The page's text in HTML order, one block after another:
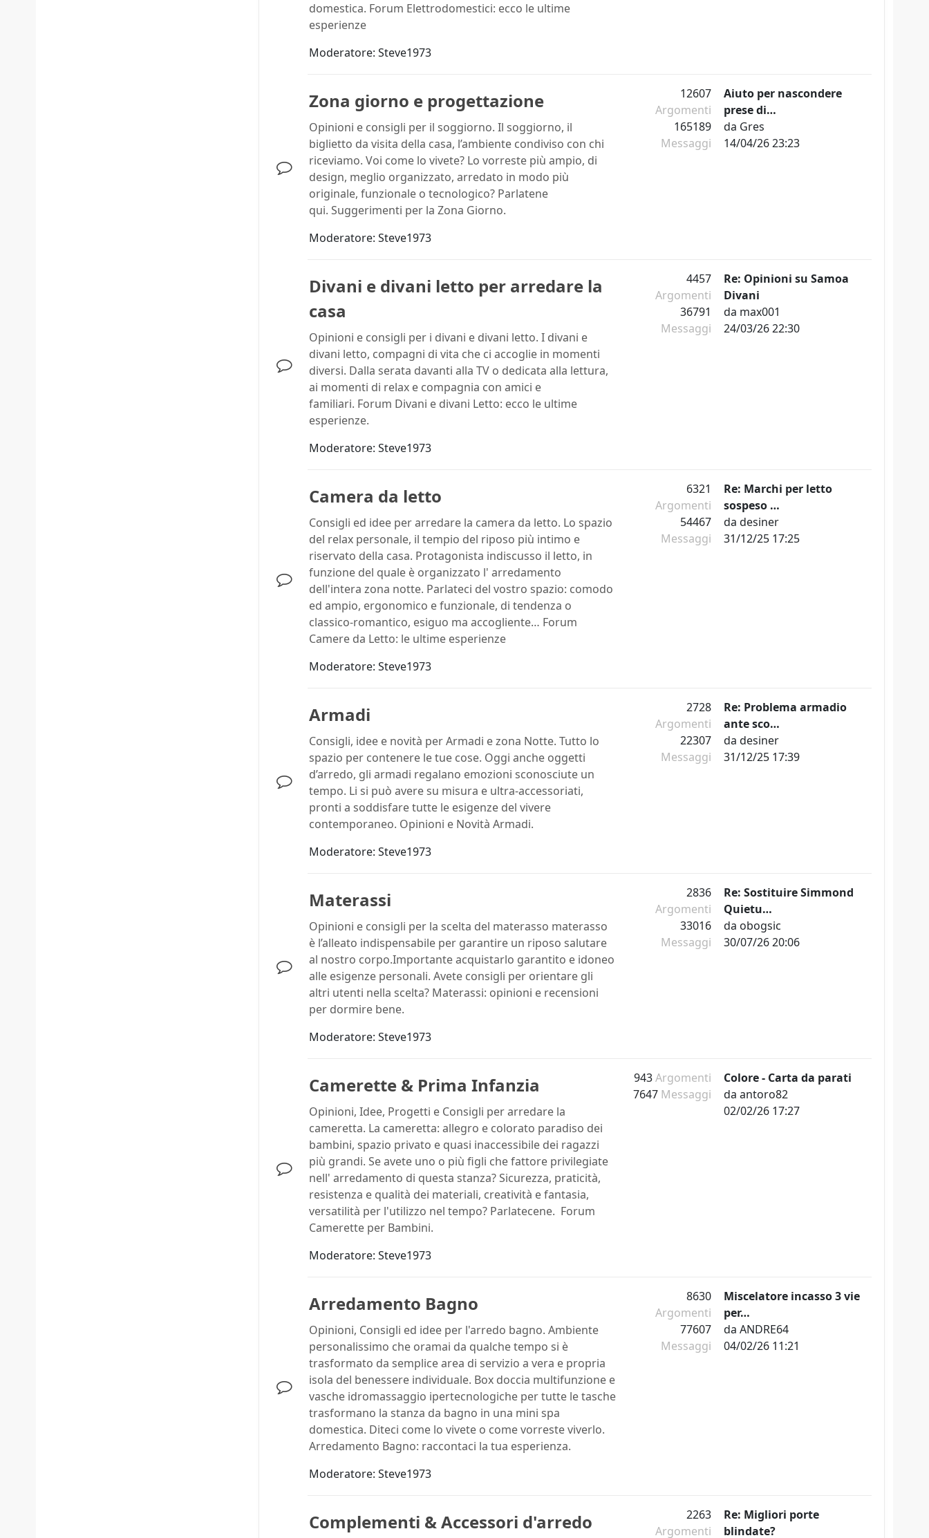
domestica. Forum Elettrodomestici: ecco le ultime
esperienze
Moderatore: Steve1973
Zona giorno e progettazione
Opinioni e consigli per il soggiorno. Il soggiorno, il
biglietto da visita della casa, l’ambiente condiviso con chi
riceviamo. Voi come lo vivete? Lo vorreste più ampio, di
design, meglio organizzato, arredato in modo più
originale, funzionale o tecnologico? Parlatene
qui. Suggerimenti per la Zona Giorno.
Moderatore: Steve1973
12607
Argomenti
165189
Messaggi
Aiuto per nascondere
prese di…
da Gres
14/04/26 23:23
Divani e divani letto per arredare la
casa
Opinioni e consigli per i divani e divani letto. I divani e
divani letto, compagni di vita che ci accoglie in momenti
diversi. Dalla serata davanti alla TV o dedicata alla lettura,
ai momenti di relax e compagnia con amici e
familiari. Forum Divani e divani Letto: ecco le ultime
esperienze.
Moderatore: Steve1973
4457
Argomenti
36791
Messaggi
Re: Opinioni su Samoa
Divani
da max001
24/03/26 22:30
Camera da letto
Consigli ed idee per arredare la camera da letto. Lo spazio
del relax personale, il tempio del riposo più intimo e
riservato della casa. Protagonista indiscusso il letto, in
funzione del quale è organizzato l' arredamento
dell'intera zona notte. Parlateci del vostro spazio: comodo
ed ampio, ergonomico e funzionale, di tendenza o
classico-romantico, esiguo ma accogliente… Forum
Camere da Letto: le ultime esperienze
Moderatore: Steve1973
6321
Argomenti
54467
Messaggi
Re: Marchi per letto
sospeso …
da desiner
31/12/25 17:25
Armadi
Consigli, idee e novità per Armadi e zona Notte. Tutto lo
spazio per contenere le tue cose. Oggi anche oggetti
d’arredo, gli armadi regalano emozioni sconosciute un
tempo. Li si può avere su misura e ultra-accessoriati,
pronti a soddisfare tutte le esigenze del vivere
contemporaneo. Opinioni e Novità Armadi.
Moderatore: Steve1973
2728
Argomenti
22307
Messaggi
Re: Problema armadio
ante sco…
da desiner
31/12/25 17:39
Materassi
Opinioni e consigli per la scelta del materasso materasso
è l’alleato indispensabile per garantire un riposo salutare
al nostro corpo.Importante acquistarlo garantito e idoneo
alle esigenze personali. Avete consigli per orientare gli
altri utenti nella scelta? Materassi: opinioni e recensioni
per dormire bene.
Moderatore: Steve1973
2836
Argomenti
33016
Messaggi
Re: Sostituire Simmond
Quietu…
da obogsic
30/07/26 20:06
Camerette & Prima Infanzia
Opinioni, Idee, Progetti e Consigli per arredare la
cameretta. La cameretta: allegro e colorato paradiso dei
bambini, spazio privato e quasi inaccessibile dei ragazzi
più grandi. Se avete uno o più figli che fattore privilegiate
nell' arredamento di questa stanza? Sicurezza, praticità,
resistenza e qualità dei materiali, creatività e fantasia,
versatilità per l'utilizzo nel tempo? Parlatecene. Forum
Camerette per Bambini.
Moderatore: Steve1973
943Argomenti
7647 Messaggi
Colore - Carta da parati
da antoro82
02/02/26 17:27
Arredamento Bagno
Opinioni, Consigli ed idee per l'arredo bagno. Ambiente
personalissimo che oramai da qualche tempo si è
trasformato da semplice area di servizio a vera e propria
isola del benessere individuale. Box doccia multifunzione e
vasche idromassaggio ipertecnologiche per tutte le tasche
trasformano la stanza da bagno in una mini spa
domestica. Diteci come lo vivete o come vorreste viverlo.
Arredamento Bagno: raccontaci la tua esperienza.
Moderatore: Steve1973
8630
Argomenti
77607
Messaggi
Miscelatore incasso 3 vie
per…
da ANDRE64
04/02/26 11:21
Complementi & Accessori d'arredo
2263
Argomenti
Re: Migliori porte
blindate?